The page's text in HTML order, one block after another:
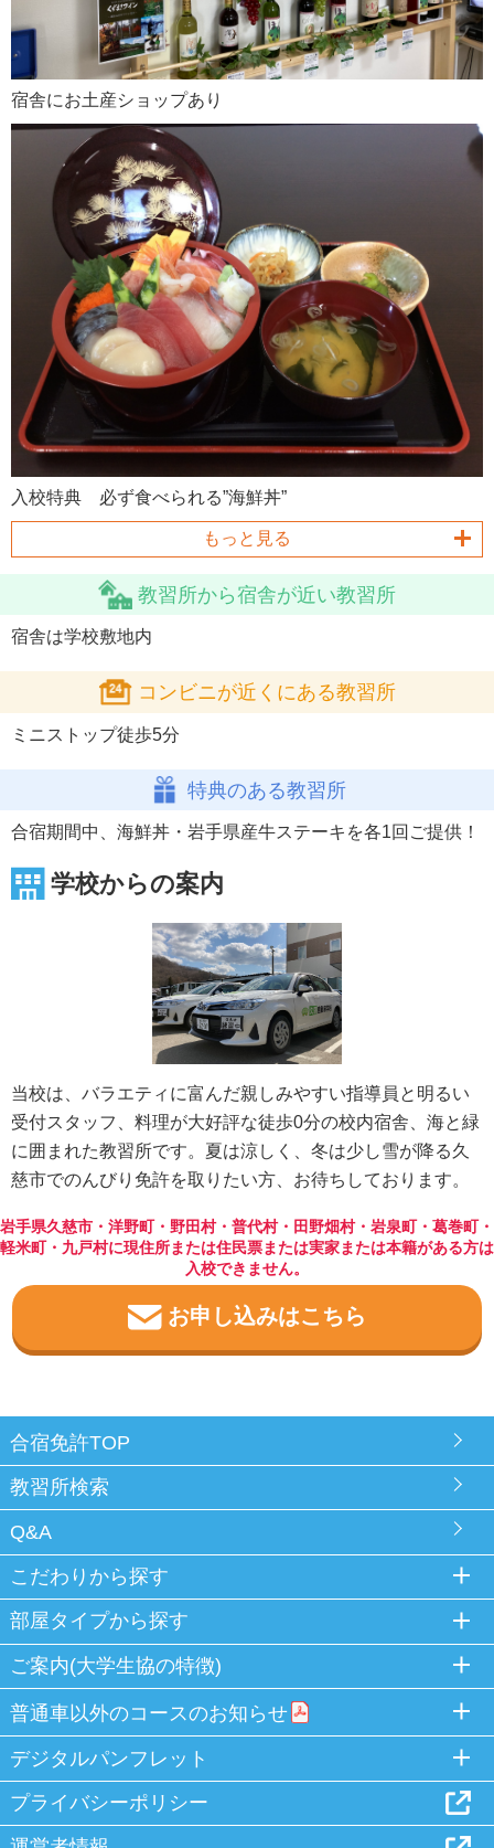
宿舎にお土産ショップあり
入校特典 必ず食べられる”海鮮丼”
もっと見る
教習所から宿舎が近い教習所
宿舎は学校敷地内
コンビニが近くにある教習所
ミニストップ徒歩5分
特典のある教習所
合宿期間中、海鮮丼・岩手県産牛ステーキを各1回ご提供！
学校からの案内
当校は、バラエティに富んだ親しみやすい指導員と明るい
受付スタッフ、料理が大好評な徒歩0分の校内宿舎、海と緑
に囲まれた教習所です。夏は涼しく、冬は少し雪が降る久
慈市でのんびり免許を取りたい方、お待ちしております。
岩手県久慈市・洋野町・野田村・普代村・田野畑村・岩泉町・葛巻町・
軽米町・九戸村に現住所または住民票または実家または本籍がある方は
入校できません。
お申し込みはこちら
合宿免許TOP
教習所検索
Q&A
こだわりから探す
部屋タイプから探す
ご案内(大学生協の特徴)
普通車以外のコースのお知らせ
デジタルパンフレット
プライバシーポリシー